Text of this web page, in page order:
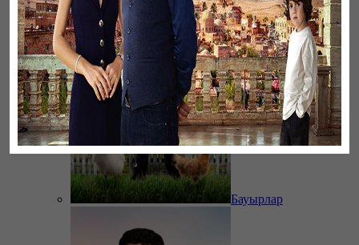
Бауырлар